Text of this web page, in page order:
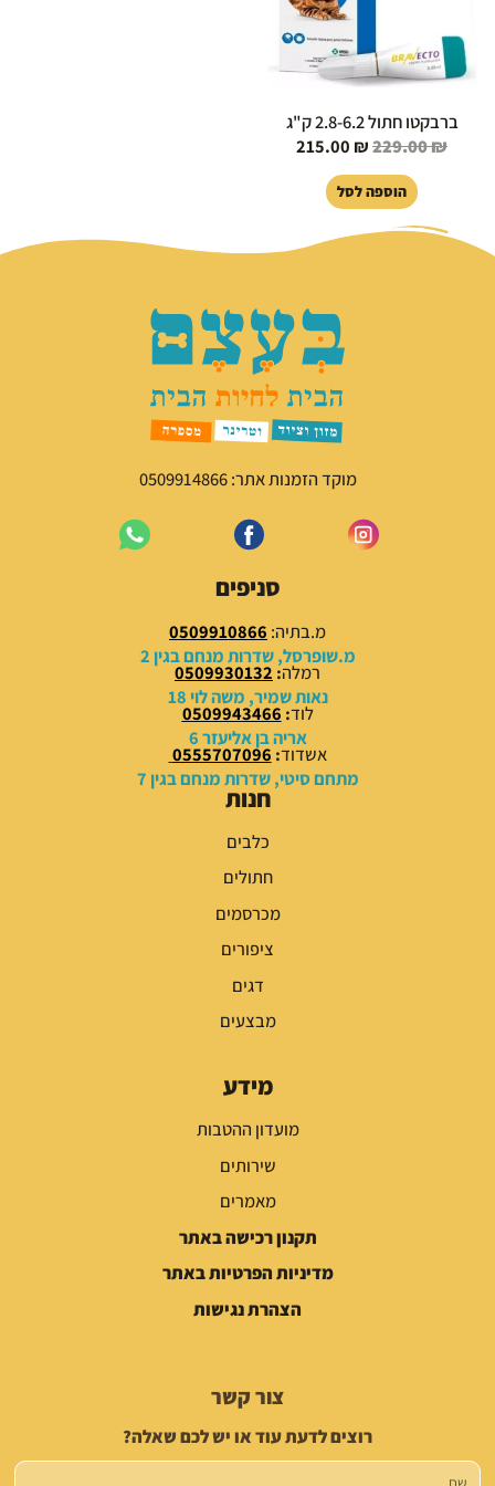
ברבקטו חתול 2.8-6.2 ק"ג
229.00₪
215.00 ₪
הוספה לסל
מוקד הזמנות אתר: 0509914866
סניפים
מ.בתיה: 0509910866
מ.שופרסל, שדרות מנחם בגין 2
רמלה:
0509930132
נאות שמיר, משה לוי 18
לוד:
0509943466
אריה בן אליעזר 6
אשדוד:
0555707096
מתחם סיטי, שדרות מנחם בגין 7
חנות
כלבים
חתולים
מכרסמים
ציפורים
דגים
מבצעים
מידע
מועדון ההטבות
שירותים
מאמרים
תקנון רכישה באתר
מדיניות הפרטיות באתר
הצהרת נגישות
צור קשר
רוצים לדעת עוד או יש לכם שאלה?
שם